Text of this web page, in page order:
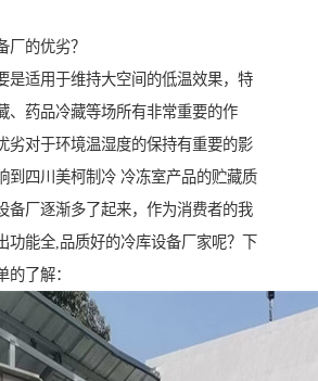
厂的优劣？
适用于维持大空间的低温效果，特
、药品冷藏等场所有非常重要的作
劣对于环境温湿度的保持有重要的影
到四川美柯制冷 冷冻室产品的贮藏质
备厂逐渐多了起来，作为消费者的我
功能全,品质好的冷库设备厂家呢？下
的了解：